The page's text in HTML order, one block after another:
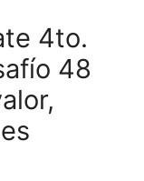
4to.
48